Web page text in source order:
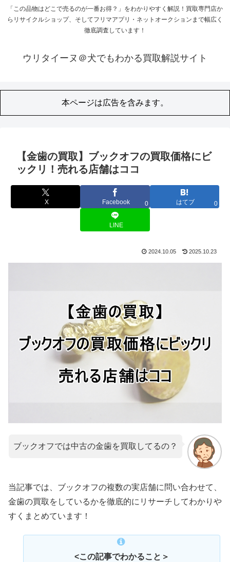
「この品物はどこで売るのが一番お得？」をわかりやすく解説！買取専門店か
らリサイクルショップ、そしてフリマアプリ・ネットオークションまで幅広く
徹底調査しています！
ウリタイーヌ＠犬でもわかる買取解説サイト
本ページは広告を含みます。
【金歯の買取】ブックオフの買取価格にビ
ックリ！売れる店舗はココ
X Facebook 0 はてブ 0
LINE
2024.10.05 2025.10.23
ブックオフでは中古の金歯を買取してるの？
当記事では、ブックオフの複数の実店舗に問い合わせて、
金歯の買取をしているかを徹底的にリサーチしてわかりや
すくまとめています！
<この記事でわかること＞